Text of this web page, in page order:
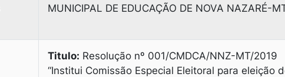
MUNICIPAL DE EDUCAÇÃO DE NOVA NAZARÉ-
Titulo: Resolução nº 001/CMDCA/NNZ-MT/2019
“Institui Comissão Especial Eleitoral para eleição